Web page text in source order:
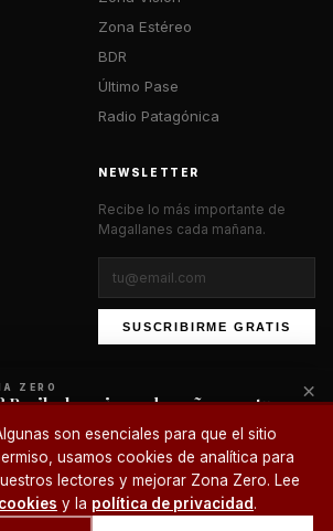
Zona Estéreo
BDR
Último Pase
Radio Patagónica
NEWSLETTER
Recibe lo más importante de
Magallanes cada mañana.
SUSCRIBIRME GRATIS
Media. Todos los derechos reservados.
son esenciales para que el sitio
usamos cookies de analítica para
lectores y mejorar Zona Zero. Lee
y la política de privacidad.
ZERO
Recibe lo mejor cada mañana en tu
SUSCRIBIRME
×